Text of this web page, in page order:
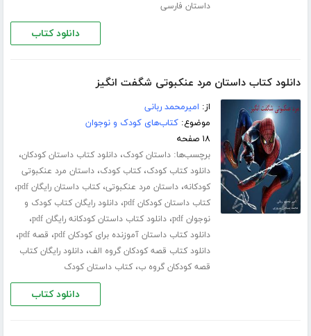
داستان فارسی
دانلود کتاب
دانلود کتاب داستان مرد عنکبوتی شگفت انگیز
از: امیرمحمد ربانی
موضوع:کتاب‌های کودک و نوجوان
۱۸ صفحه
برچسب‌ها:داستان کودک،دانلود کتاب داستان کودکان،
دانلود کتاب کودک،کتاب کودک،داستان مرد عنکبوتی
کودکانه،داستان مرد عنکبوتی،کتاب داستان رایگان pdf ،
کتاب داستان کودکان pdf ،دانلود رایگان کتاب کودک و
نوجوان pdf
،دانلود کتاب داستان کودکانه رایگان pdf ،
دانلود کتاب داستان آموزنده برای کودکان pdf ، قصه pdf ،
دانلود کتاب قصه کودکان گروه الف،دانلود رایگان کتاب
قصه کودکان گروه ب،کتاب داستان کودک
دانلود کتاب